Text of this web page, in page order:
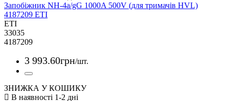
Запобіжник NH-4a/gG 1000A 500V (для тримачів HVL)
4187209 ETI
ETI
33035
4187209
3 993.60грн/шт.
ЗНИЖКА У КОШИКУ